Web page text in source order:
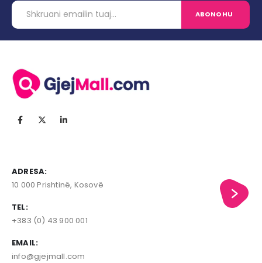
ADRESA:
10 000 Prishtinë, Kosovë
TEL:
+383 (0) 43 900 001
EMAIL:
info@gjejmall.com